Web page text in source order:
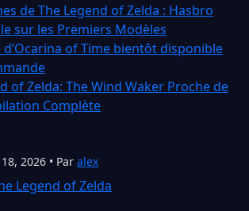
de The Legend of Zelda : Hasbro
sur les Premiers Modèles
d’Ocarina of Time bientôt disponible
of Zelda: The Wind Waker Proche de
Complète
2026 • Par alex
Legend of Zelda